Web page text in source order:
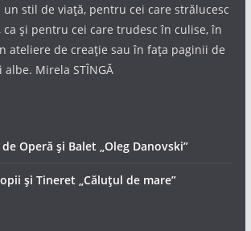
stil de viață, pentru cei care strălucesc
și pentru cei care trudesc în culise, în
ateliere de creație sau în fața paginii de
Mirela STÎNGĂ
Operă și Balet „Oleg Danovski”
și Tineret „Căluțul de mare”